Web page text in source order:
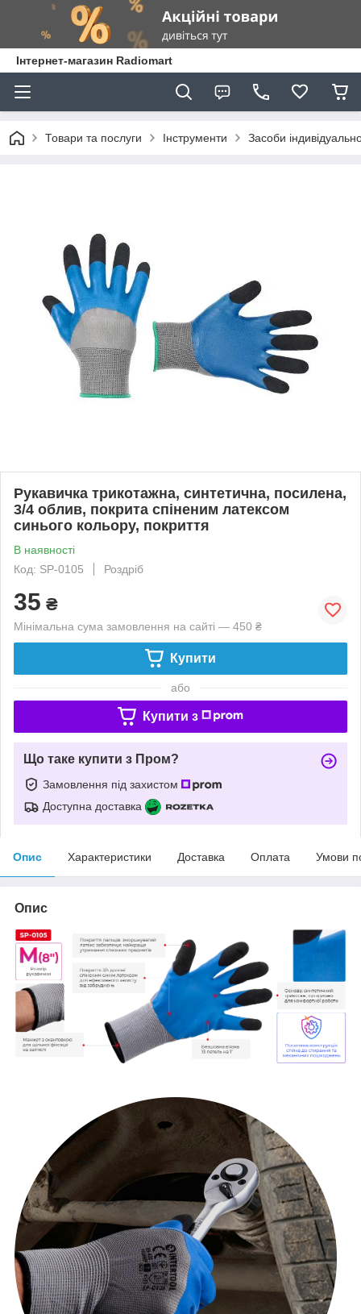
Інтернет-магазин Radiomart
Товари та послуги Інструменти Засоби
Рукавичка трикотажна, синтетична, посилена,
3/4 облив, покрита спіненим латексом
синього кольору, покриття
В наявності
Код: SP-0105
Роздріб
35 ₴
Мінімальна сума замовлення на сайті — 450 ₴
Купити
або
Купити з
Що таке купити з Пром?
Замовлення під захистом
Доступна доставка
Опис Характеристики Доставка Оплата Умови
Опис